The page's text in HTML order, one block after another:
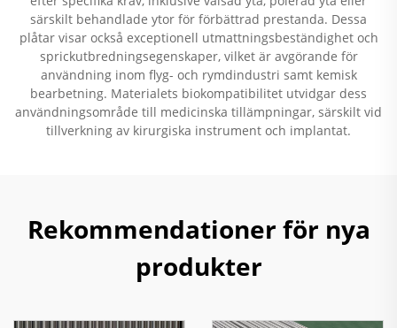
särskilt behandlade ytor för förbättrad prestanda. Dessa
plåtar visar också exceptionell utmattningsbeständighet och
sprickutbredningsegenskaper, vilket är avgörande för
användning inom flyg- och rymdindustri samt kemisk
bearbetning. Materialets biokompatibilitet utvidgar dess
användningsområde till medicinska tillämpningar, särskilt vid
tillverkning av kirurgiska instrument och implantat.
Rekommendationer för nya
produkter